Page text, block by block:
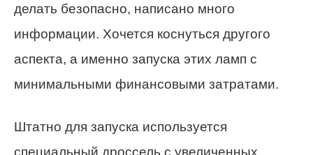
делать безопасно, написано много
информации. Хочется коснуться другого
аспекта, а именно запуска этих ламп с
минимальными финансовыми затратами.
Штатно для запуска используется
специальный дроссель с увеличенных